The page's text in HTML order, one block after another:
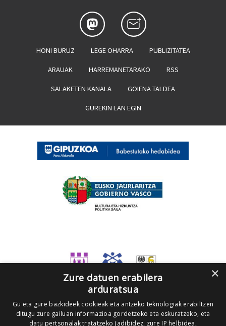
HONI BURUZ LEGE OHARRA PUBLIZITATEA
ARAUAK HARREMANETARAKO RSS
SALAKETEN KANALA GOIENA TALDEA
GUREKIN LAN EGIN
×
Zure datuen erabilera
arduratsua
Gu eta gure bazkideek cookieak eta antzeko teknologiak erabiltzen
ditugu zure gailuan informazioa gordetzeko eta eskuratzeko, eta
datu pertsonalak tratatzeko (adibidez, zure IP helbidea,